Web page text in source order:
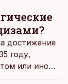
достижение
году,
том или ином
пути,